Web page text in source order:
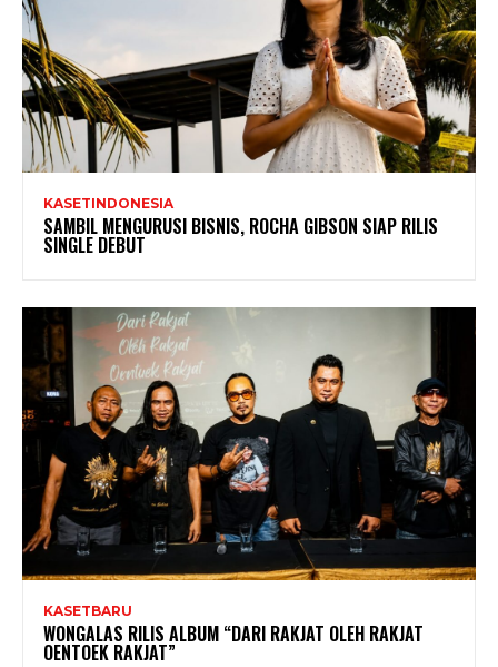
KASETINDONESIA
SAMBIL MENGURUSI BISNIS, ROCHA GIBSON SIAP RILIS
SINGLE DEBUT
KASETBARU
WONGALAS RILIS ALBUM “DARI RAKJAT OLEH RAKJAT
OENTOEK RAKJAT”